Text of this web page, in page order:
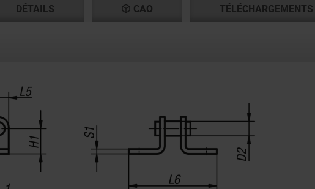
DÉTAILS CAO TÉLÉCHARGEMENTS